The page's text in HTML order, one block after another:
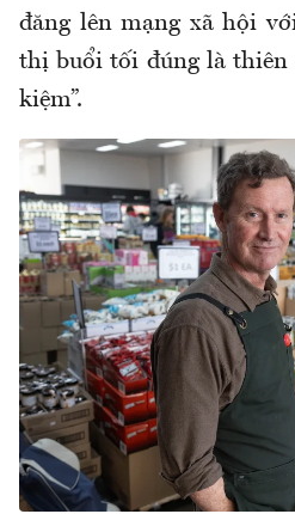
đăng lên mạng xã hội
thị buổi tối đúng là thiên
kiệm”.